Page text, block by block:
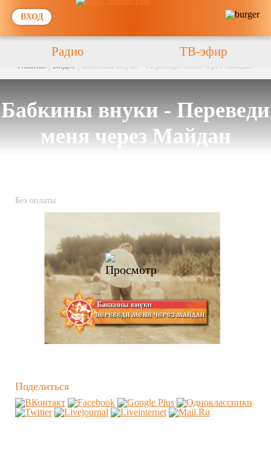
ВХОД
Радио ТВ-эфир
Главная Видео Бабкины внуки - Переведи меня через Майдан
Бабкины внуки - Переведи
меня через Майдан
Без оплаты
Поделиться